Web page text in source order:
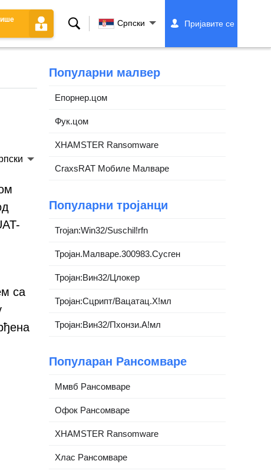
Претрага Српски Пријавите се
са
Популарни малвер
Епорнер.цом
Фук.цом
XHAMSTER Ransomware
CraxsRAT Мобиле Малваре
Популарни тројанци
Trojan:Win32/Suschil!rfn
Тројан.Малваре.300983.Сусген
Тројан:Вин32/Цлокер
Тројан:Сцрипт/Вацатац.Х!мл
Тројан:Вин32/Пхонзи.А!мл
Популаран Рансомваре
Ммвб Рансомваре
Офок Рансомваре
XHAMSTER Ransomware
Хлас Рансомваре